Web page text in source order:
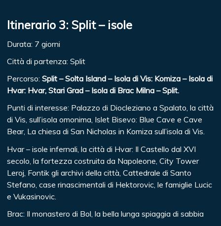
Itinerario 3: Split – isole
Durata: 7 giorni
Città di partenza: Split
Percorso:Split – Solta Island – Isola di Vis: Komiza – Isola di
Hvar: Hvar, Stari Grad – Isola di Brac Milna – Split.
Punti di interesse: Palazzo di Diocleziano a Spalato, la città
di Vis, sull’isola omonima, Islet Bisevo: Blue Cave e Cave
Bear, La chiesa di San Nicholas in Komiza sull’isola di Vis.
Hvar – isole infernali, la città di Hvar: Il Castello dal XVI
secolo, la fortezza costruita da Napoleone, City Tower
Leroj, Fontik gli archivi della città, Cattedrale di Santo
Stefano, case rinascimentali di Hektorovic, le famiglie Lucic
e Vukasinovic.
Brac: Il monastero di Bol, la bella lunga spiaggia di sabbia